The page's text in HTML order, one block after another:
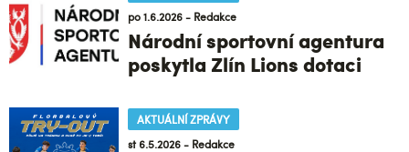
po 1.6.2026 - Redakce
Národní sportovní agentura
poskytla Zlín Lions dotaci
AKTUÁLNÍ ZPRÁVY
st 6.5.2026 - Redakce